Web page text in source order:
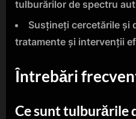
tulburărilor de spectru
Susțineți cercetările și
tratamente și intervenții
Întrebări
Ce sunt tulburările